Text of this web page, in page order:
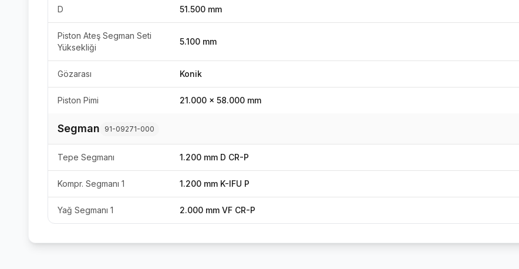
D 51.500 mm
Piston Ateş Segman Seti
Yüksekliği
5.100 mm
Gözarası Konik
Piston Pimi 21.000 x 58.000 mm
Segman 91-09271-000
Tepe Segmanı 1.200 mm D CR-P
Kompr. Segmanı 1 1.200 mm K-IFU P
Yağ Segmanı 1 2.000 mm VF CR-P